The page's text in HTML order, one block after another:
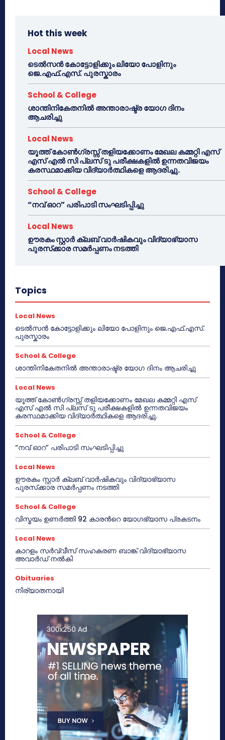
Hot this week
Local News
ടെൽസൻ കോട്ടോളിക്കും ലിയോ പോളിനും
ജെ.എഫ്.എസ്. പുരസ്കാരം
School & College
ശാന്തിനികേതനിൽ അന്താരാഷ്ട്ര യോഗ ദിനം
ആചരിച്ചു
Local News
യൂത്ത് കോൺഗ്രസ്സ് തളിയക്കോണം മേഖല കമ്മറ്റി എസ്
എസ് എൽ സി പ്ലസ് ടു പരീക്ഷകളിൽ ഉന്നതവിജയം
കരസ്ഥമാക്കിയ വിദ്യാർത്ഥികളെ ആദരിച്ചു.
School & College
“നവ് ഓറ” പരിപാടി സംഘടിപ്പിച്ചു
Local News
ഊരകം സ്റ്റാർ ക്ലബ് വാർഷികവും വിദ്യാഭ്യാസ
പുരസ്‌ക്കാര സമർപ്പണം നടത്തി
Topics
Local News
ടെൽസൻ കോട്ടോളിക്കും ലിയോ പോളിനും ജെ.എഫ്.എസ്.
പുരസ്കാരം
School & College
ശാന്തിനികേതനിൽ അന്താരാഷ്ട്ര യോഗ ദിനം ആചരിച്ചു
Local News
യൂത്ത് കോൺഗ്രസ്സ് തളിയക്കോണം മേഖല കമ്മറ്റി എസ്
എസ് എൽ സി പ്ലസ് ടു പരീക്ഷകളിൽ ഉന്നതവിജയം
കരസ്ഥമാക്കിയ വിദ്യാർത്ഥികളെ ആദരിച്ചു.
School & College
“നവ് ഓറ” പരിപാടി സംഘടിപ്പിച്ചു
Local News
ഊരകം സ്റ്റാർ ക്ലബ് വാർഷികവും വിദ്യാഭ്യാസ
പുരസ്‌ക്കാര സമർപ്പണം നടത്തി
School & College
വിസ്മയം ഉണർത്തി 92 കാരൻറെ യോഗഭ്യാസ പ്രകടനം
Local News
കാറളം സർവ്വീസ് സഹകരണ ബാങ്ക് വിദ്യാഭ്യാസ
അവാർഡ് നൽകി
Obituaries
നിര്യാതനായി